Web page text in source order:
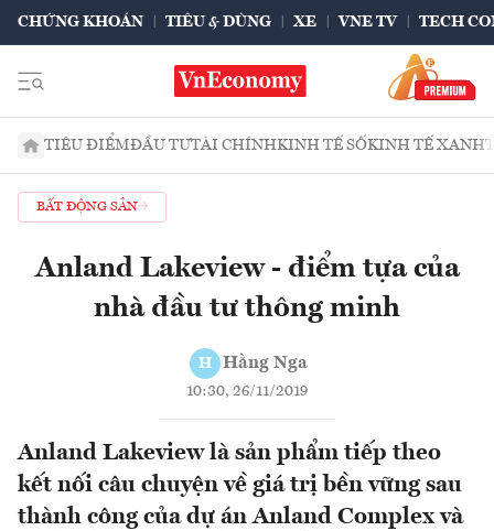
CHỨNG KHOÁN TIÊU & DÙNG XE VNE TV TECH
TIÊU ĐIỂMĐẦU TƯTÀI CHÍNHKINH TẾ SỐKINH TẾ XANH
BẤT ĐỘNG SẢN
Anland Lakeview - điểm tựa của
nhà đầu tư thông minh
H Hằng Nga
10:30, 26/11/2019
Anland Lakeview là sản phẩm tiếp theo
kết nối câu chuyện về giá trị bền vững sau
thành công của dự án Anland Complex và